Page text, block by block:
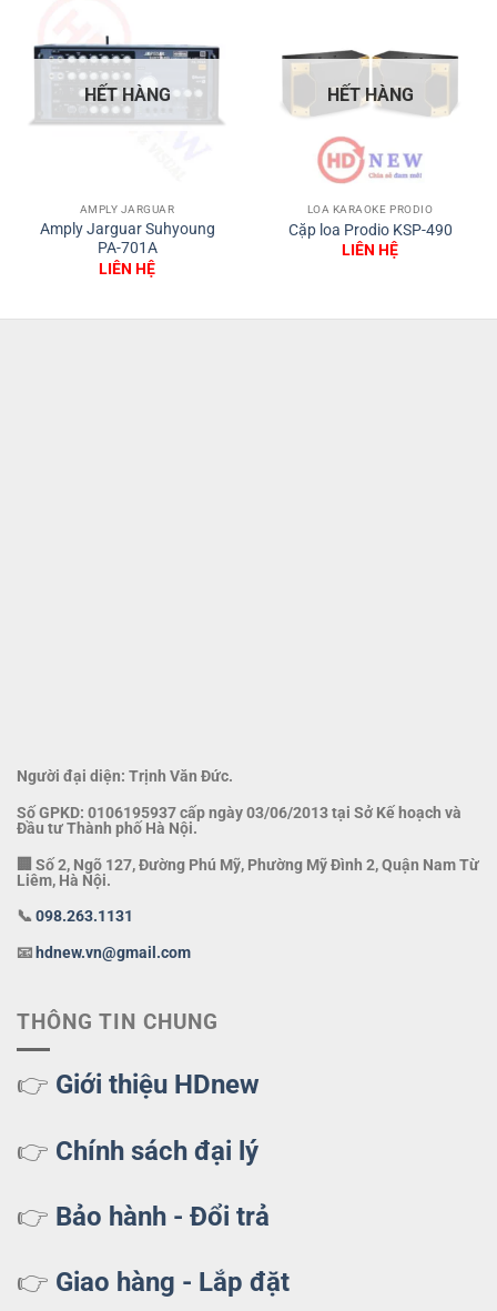
HẾT HÀNG
AMPLY JARGUAR
Amply Jarguar Suhyoung
PA-701A
LIÊN HỆ
HẾT HÀNG
LOA KARAOKE PRODIO
Cặp loa Prodio KSP-490
LIÊN HỆ
Người đại diện: Trịnh Văn Đức.
Số GPKD: 0106195937 cấp ngày 03/06/2013 tại Sở Kế hoạch và
Đầu tư Thành phố Hà Nội.
🏢 Số 2, Ngõ 127, Đường Phú Mỹ, Phường Mỹ Đình 2, Quận Nam Từ
Liêm, Hà Nội.
📞 098.263.1131
📧 hdnew.vn@gmail.com
THÔNG TIN CHUNG
👉 Giới thiệu HDnew
👉 Chính sách đại lý
👉 Bảo hành - Đổi trả
👉 Giao hàng - Lắp đặt